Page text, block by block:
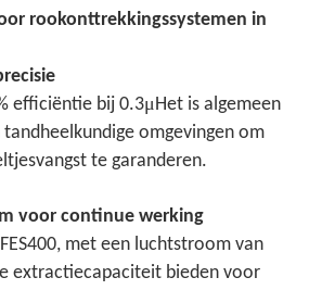
rookonttrekkingssystemen in
efficiëntie bij 0.3μHet is algemeen
omgevingen om
te garanderen.
voor continue werking
met een luchtstroom van
extractiecapaciteit bieden voor